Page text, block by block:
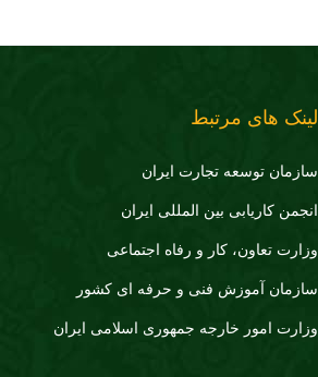
لینک های مرتبط
سازمان توسعه تجارت ايران
انجمن کاریابی بین المللی ایران
وزارت تعاون، کار و رفاه اجتماعی
سازمان آموزش فنی و حرفه ای کشور
وزارت امور خارجه جمهوری اسلامی ایران